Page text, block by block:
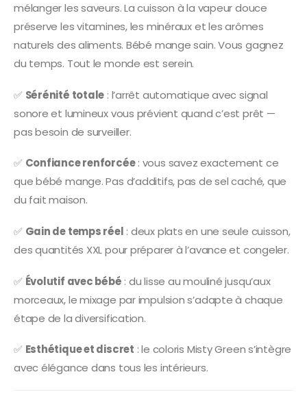
mélanger les saveurs. La cuisson à la vapeur douce
préserve les vitamines, les minéraux et les arômes
naturels des aliments. Bébé mange sain. Vous gagnez
du temps. Tout le monde est serein.
✅ Sérénité totale : l’arrêt automatique avec signal
sonore et lumineux vous prévient quand c’est prêt —
pas besoin de surveiller.
✅ Confiance renforcée: vous savez exactement ce
que bébé mange. Pas d’additifs, pas de sel caché, que
du fait maison.
✅ Gain de temps réel : deux plats en une seule cuisson,
des quantités XXL pour préparer à l’avance et congeler.
✅ Évolutif avec bébé : du lisse au mouliné jusqu’aux
morceaux, le mixage par impulsion s’adapte à chaque
étape de la diversification.
✅ Esthétique et discret : le coloris Misty Green s’intègre
avec élégance dans tous les intérieurs.